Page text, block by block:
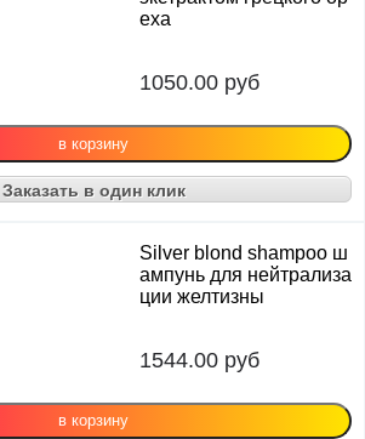
еха
1050.00 руб
Заказать в один клик
Silver blond shampoo ш
ампунь для нейтрализа
ции желтизны
1544.00 руб